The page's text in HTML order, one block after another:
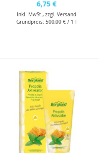
6,75 €
Inkl. MwSt., zzgl.Versand
Grundpreis: 500,00 € / 1 l